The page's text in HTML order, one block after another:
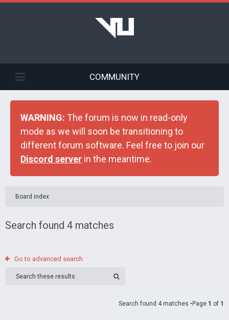
COMMUNITY
WARNING: The forum is now in read-only
mode as we will soon be transitioning to
different forum software. Feel free to join our
Discord server in the meantime.
Board index
Search found 4 matches
Go to advanced search
Search found 4 matches •Page 1 of 1